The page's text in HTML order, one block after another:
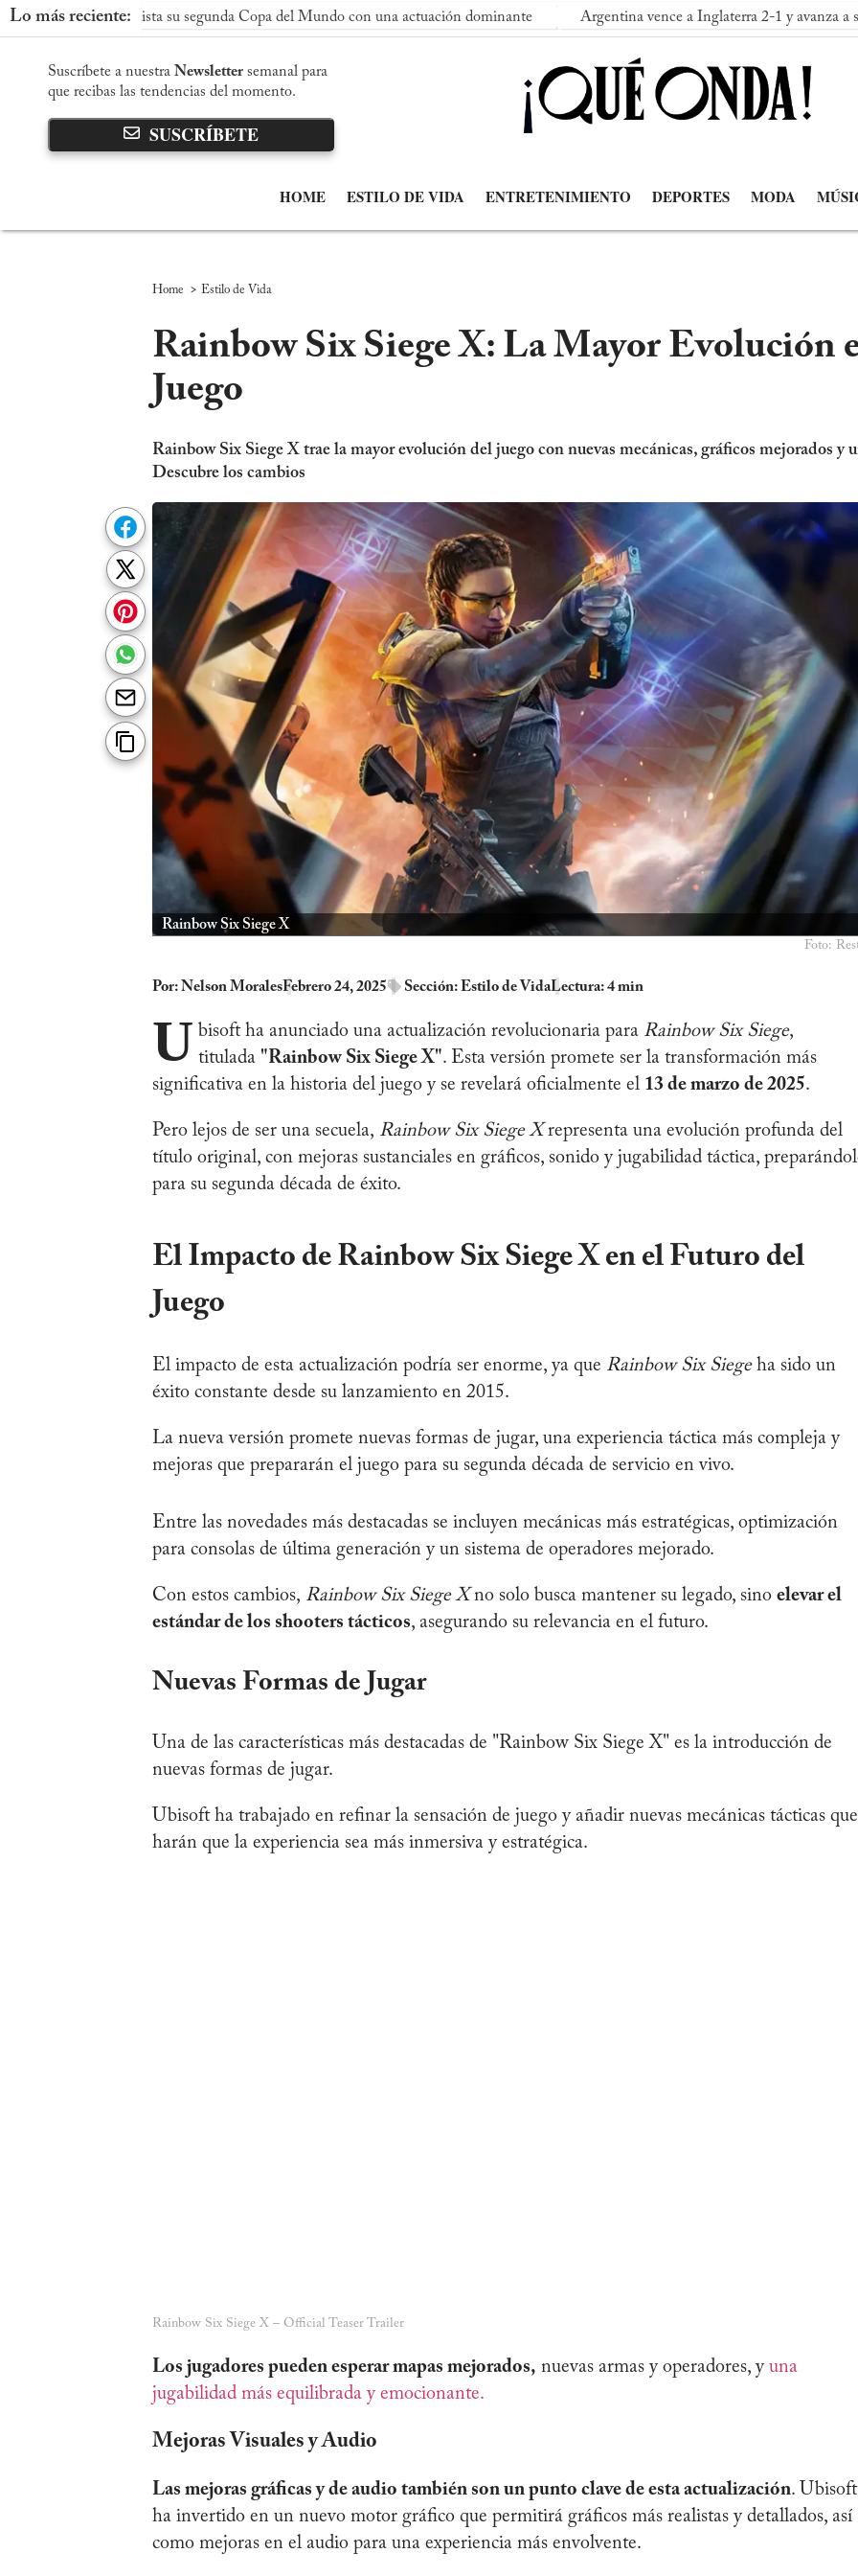
Lo más reciente:
conquista su segunda Copa del Mundo con una actuación dominante Argentina vence a Inglaterra 2-1 y avanza a su
Suscríbete a nuestra Newsletter semanal para
que recibas las tendencias del momento.
SUSCRÍBETE
HOME ESTILO DE VIDA ENTRETENIMIENTO DEPORTES MODA
Home > Estilo de Vida
Rainbow Six Siege X: La Mayor Evolución
Juego
Rainbow Six Siege X trae la mayor evolución del juego con nuevas mecánicas, gráficos mejorados y
Descubre los cambios
Rainbow Six Siege X
Foto:
Por:Nelson MoralesFebrero 24, 2025 Sección:Estilo de VidaLectura: 4 min
U bisoft ha anunciado una actualización revolucionaria para Rainbow Six Siege,
titulada "Rainbow Six Siege X". Esta versión promete ser la transformación más
significativa en la historia del juego y se revelará oficialmente el 13 de marzo de 2025.
Pero lejos de ser una secuela, Rainbow Six Siege Xrepresenta una evolución profunda del
título original, con mejoras sustanciales en gráficos, sonido y jugabilidad táctica,
para su segunda década de éxito.
El Impacto de Rainbow Six Siege X en el Futuro del
Juego
El impacto de esta actualización podría ser enorme, ya que Rainbow Six Siegeha sido un
éxito constante desde su lanzamiento en 2015.
La nueva versión promete nuevas formas de jugar, una experiencia táctica más compleja y
mejoras que prepararán el juego para su segunda década de servicio en vivo.
Entre las novedades más destacadas se incluyen mecánicas más estratégicas, optimización
para consolas de última generación y un sistema de operadores mejorado.
Con estos cambios, Rainbow Six Siege Xno solo busca mantener su legado, sino elevar el
estándar de los shooters tácticos, asegurando su relevancia en el futuro.
Nuevas Formas de Jugar
Una de las características más destacadas de "Rainbow Six Siege X" es la introducción de
nuevas formas de jugar.
Ubisoft ha trabajado en refinar la sensación de juego y añadir nuevas mecánicas tácticas que
harán que la experiencia sea más inmersiva y estratégica.
Rainbow Six Siege X – Official Teaser Trailer
Los jugadores pueden esperar mapas mejorados, nuevas armas y operadores, y una
jugabilidad más equilibrada y emocionante.
Mejoras Visuales y Audio
Las mejoras gráficas y de audio también son un punto clave de esta actualización. Ubisoft
ha invertido en un nuevo motor gráfico que permitirá gráficos más realistas y detallados, así
como mejoras en el audio para una experiencia más envolvente.